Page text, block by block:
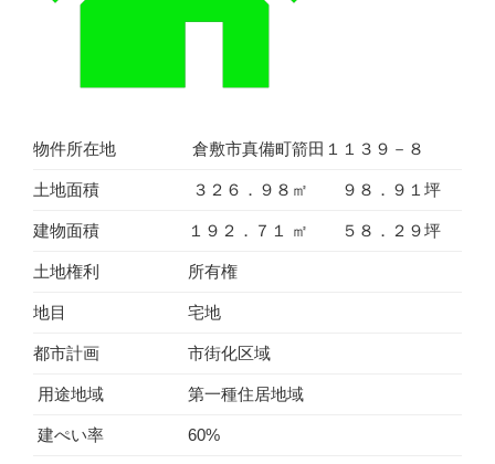
物件所在地 倉敷市真備町箭田１１３９－８
土地面積 ３２６．９８㎡ ９８．９１坪
建物面積 １９２．７１ ㎡ ５８．２９坪
土地権利 所有権
地目 宅地
都市計画 市街化区域
用途地域 第一種住居地域
建ぺい率 60%